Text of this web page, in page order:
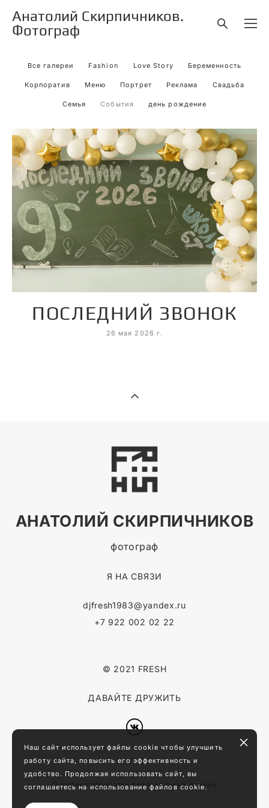
Анатолий Скирпичников.
Фотограф
Все галереи Fashion Love Story Беременность
Корпоратив Меню Портрет Реклама Свадьба
Семья События день рождение
ПОСЛЕДНИЙ ЗВОНОК
26 мая 2026 г.
АНАТОЛИЙ СКИРПИЧНИКОВ
фотограф
Я НА СВЯЗИ
djfresh1983@yandex.ru
+7 922 002 02 22
© 2021 FRESH
ДАВАЙТЕ ДРУЖИТЬ
Политика обработки персональных данных
Наш сайт использует файлы cookie чтобы улучшить
работу сайта, повысить его эффективность и
удобство. Продолжая использовать сайт, вы
соглашаетесь на использование файлов cookie.